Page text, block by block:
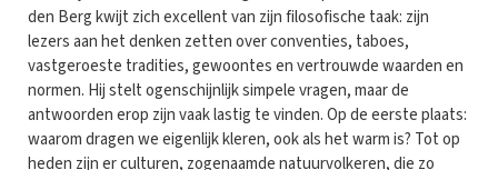
den Berg kwijt zich excellent van zijn filosofische taak: zijn
lezers aan het denken zetten over conventies, taboes,
vastgeroeste tradities, gewoontes en vertrouwde waarden en
normen. Hij stelt ogenschijnlijk simpele vragen, maar de
antwoorden erop zijn vaak lastig te vinden. Op de eerste plaats:
waarom dragen we eigenlijk kleren, ook als het warm is? Tot op
heden zijn er culturen, zogenaamde natuurvolkeren, die zo